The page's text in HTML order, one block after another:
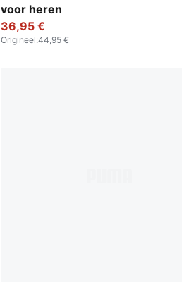
voor heren
36,95 €
Origineel:44,95 €